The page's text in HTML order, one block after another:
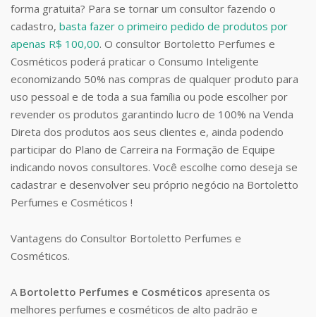
forma gratuita? Para se tornar um consultor fazendo o
cadastro, basta fazer o primeiro pedido de produtos por
apenas R$ 100,00. O consultor Bortoletto Perfumes e
Cosméticos poderá praticar o Consumo Inteligente
economizando 50% nas compras de qualquer produto para
uso pessoal e de toda a sua família ou pode escolher por
revender os produtos garantindo lucro de 100% na Venda
Direta dos produtos aos seus clientes e, ainda podendo
participar do Plano de Carreira na Formação de Equipe
indicando novos consultores. Você escolhe como deseja se
cadastrar e desenvolver seu próprio negócio na Bortoletto
Perfumes e Cosméticos !
Vantagens do Consultor Bortoletto Perfumes e
Cosméticos.
A Bortoletto Perfumes e Cosméticos apresenta os
melhores perfumes e cosméticos de alto padrão e